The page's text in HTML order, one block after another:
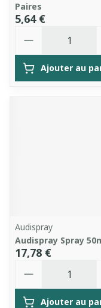
Paires
5,64 €
Ajouter au
Audispray
Audispray Spray
17,78 €
Ajouter au